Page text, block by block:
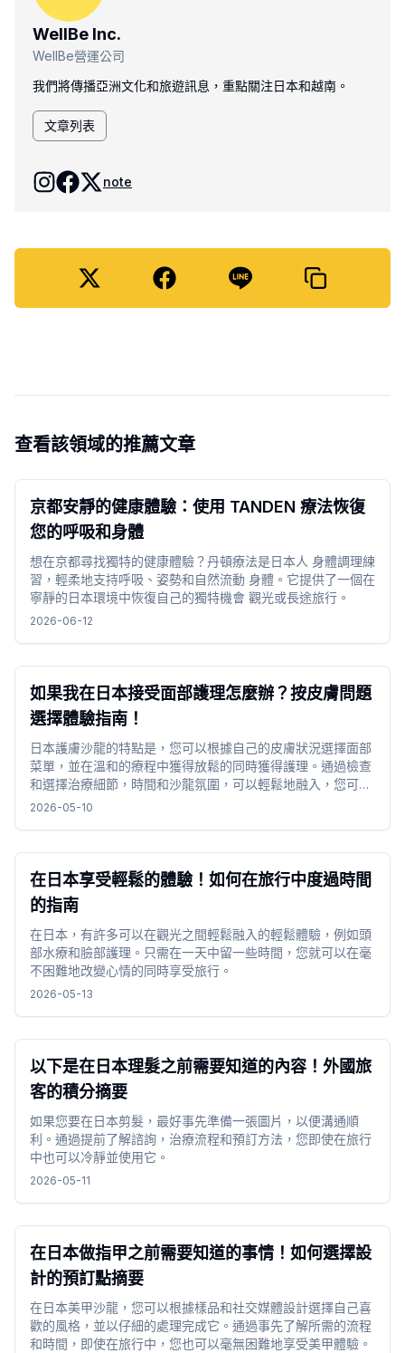
WellBe Inc.
WellBe營運公司
我們將傳播亞洲文化和旅遊訊息，重點關注日本和越南。
文章列表
note
查看該領域的推薦文章
京都安靜的健康體驗：使用 TANDEN 療法恢復
您的呼吸和身體
想在京都尋找獨特的健康體驗？丹頓療法是日本人 身體調理練
習，輕柔地支持呼吸、姿勢和自然流動 身體。它提供了一個在
寧靜的日本環境中恢復自己的獨特機會 觀光或長途旅行。
2026-06-12
如果我在日本接受面部護理怎麼辦？按皮膚問題
選擇體驗指南！
日本護膚沙龍的特點是，您可以根據自己的皮膚狀況選擇面部
菜單，並在溫和的療程中獲得放鬆的同時獲得護理。通過檢查
和選擇治療細節，時間和沙龍氛圍，可以輕鬆地融入，您可以
在旅行時度過舒適的時光。
2026-05-10
在日本享受輕鬆的體驗！如何在旅行中度過時間
的指南
在日本，有許多可以在觀光之間輕鬆融入的輕鬆體驗，例如頭
部水療和臉部護理。只需在一天中留一些時間，您就可以在毫
不困難地改變心情的同時享受旅行。
2026-05-13
以下是在日本理髮之前需要知道的內容！外國旅
客的積分摘要
如果您要在日本剪髮，最好事先準備一張圖片，以便溝通順
利。通過提前了解諮詢，治療流程和預訂方法，您即使在旅行
中也可以冷靜並使用它。
2026-05-11
在日本做指甲之前需要知道的事情！如何選擇設
計的預訂點摘要
在日本美甲沙龍，您可以根據樣品和社交媒體設計選擇自己喜
歡的風格，並以仔細的處理完成它。通過事先了解所需的流程
和時間，即使在旅行中，您也可以毫無困難地享受美甲體驗。